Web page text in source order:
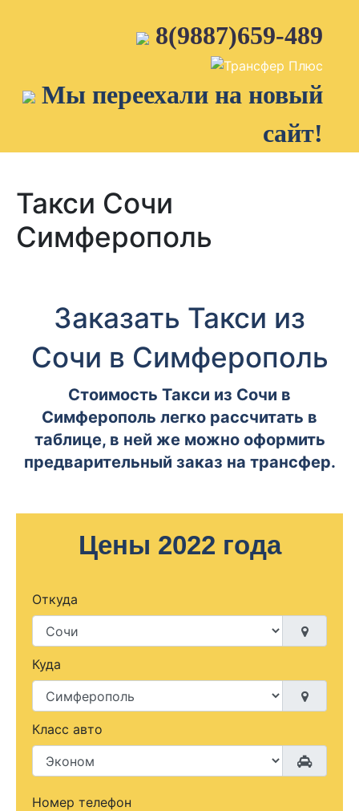
8(9887)659-489
Мы переехали на новый
сайт!
Такси Сочи
Симферополь
Заказать Такси из
Сочи в Симферополь
Стоимость Такси из Сочи в
Симферополь легко рассчитать в
таблице, в ней же можно оформить
предварительный заказ на трансфер.
Цены 2022 года
Откуда
Куда
Класс авто
Номер телефон